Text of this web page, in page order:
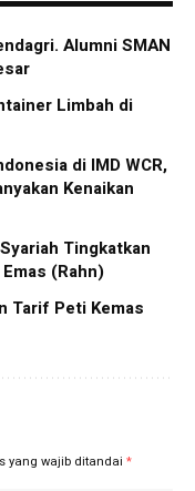
Alumni SMAN
Limbah di
di IMD WCR,
Kenaikan
Tingkatkan
(Rahn)
Tarif Peti Kemas
yang wajib ditandai *